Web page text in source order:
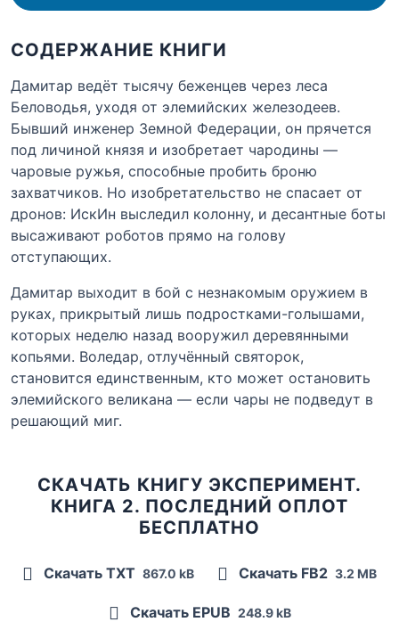
СОДЕРЖАНИЕ КНИГИ
Дамитар ведёт тысячу беженцев через леса
Беловодья, уходя от элемийских железодеев.
Бывший инженер Земной Федерации, он прячется
под личиной князя и изобретает чародины —
чаровые ружья, способные пробить броню
захватчиков. Но изобретательство не спасает от
дронов: ИскИн выследил колонну, и десантные боты
высаживают роботов прямо на голову
отступающих.
Дамитар выходит в бой с незнакомым оружием в
руках, прикрытый лишь подростками-голышами,
которых неделю назад вооружил деревянными
копьями. Воледар, отлучённый святорок,
становится единственным, кто может остановить
элемийского великана — если чары не подведут в
решающий миг.
СКАЧАТЬ КНИГУ ЭКСПЕРИМЕНТ.
КНИГА 2. ПОСЛЕДНИЙ ОПЛОТ
БЕСПЛАТНО
Скачать TXT 867.0 kB Скачать FB2 3.2 MB
Скачать EPUB 248.9 kB